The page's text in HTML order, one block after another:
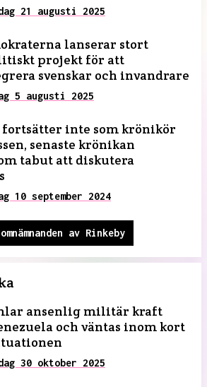
21 augusti 2025
lanserar stort
projekt för att
svenskar och invandrare
5 augusti 2025
inte som krönikör
senaste krönikan
tabut att diskutera
10 september 2024
av Rinkeby
ansenlig militär kraft
och väntas inom kort
30 oktober 2025